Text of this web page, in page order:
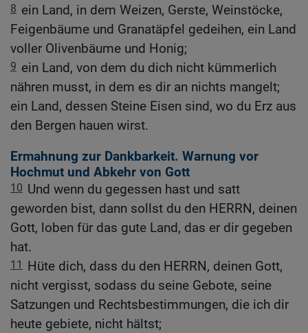
8 ein Land, in dem Weizen, Gerste, Weinstöcke,
Feigenbäume und Granatäpfel gedeihen, ein Land
voller Olivenbäume und Honig;
9 ein Land, von dem du dich nicht kümmerlich
nähren musst, in dem es dir an nichts mangelt;
ein Land, dessen Steine Eisen sind, wo du Erz aus
den Bergen hauen wirst.
Ermahnung zur Dankbarkeit. Warnung vor
Hochmut und Abkehr von Gott
10 Und wenn du gegessen hast und satt
geworden bist, dann sollst du den HERRN, deinen
Gott, loben für das gute Land, das er dir gegeben
hat.
11
Hüte dich, dass du den HERRN, deinen Gott,
nicht vergisst, sodass du seine Gebote, seine
Satzungen und Rechtsbestimmungen, die ich dir
heute gebiete, nicht hältst;